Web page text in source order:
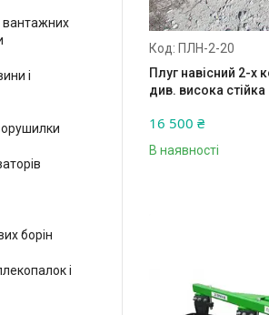
ПЛН-2-20
Плуг навісний 2-х
див. висока стійка
16 500 ₴
В наявності
вантажних
і
борін
і